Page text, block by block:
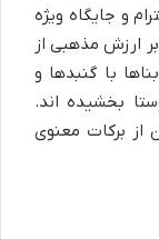
و جایگاه ویژه
بر ارزش مذهبی از
با گنبدها و
بخشیده اند.
از برکات معنوی